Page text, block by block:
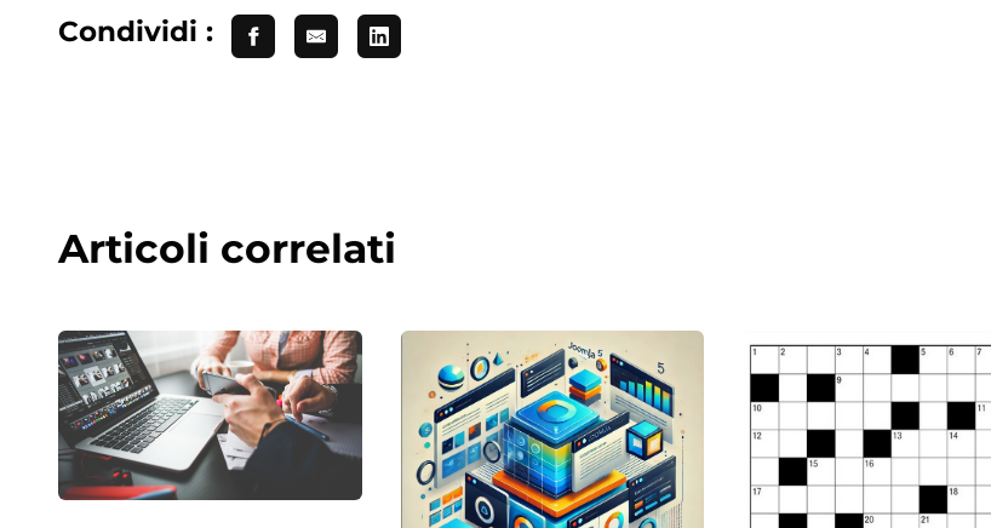
Condividi :
Articoli correlati